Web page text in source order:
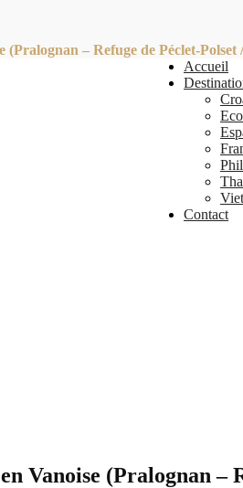
– Refuge de Péclet-Polset
Accueil
Contact
Vanoise (Pralognan –